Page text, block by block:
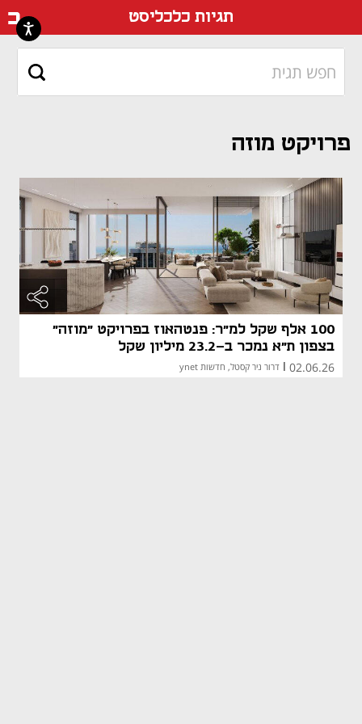
תגיות כלכליסט
פרויקט מוזה
100 אלף שקל למ"ר: פנטהאוז בפרויקט "מוזה"
בצפון ת"א נמכר ב-23.2 מיליון שקל
02.06.26 דרור ניר קסטל, חדשות ynet